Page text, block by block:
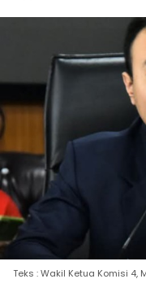
Teks : Wakil Ketua Komisi 4,